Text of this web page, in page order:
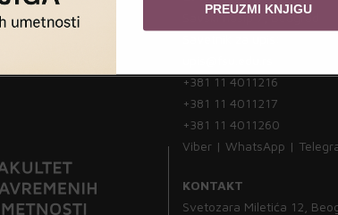
Savski nasip 7, Beograd
+381 11 4011216
+381 11 4011217
+381 11 4011260
Viber | WhatsApp |
KONTAKT
Svetozara Miletića 12,
PREUZMI KNJIGU